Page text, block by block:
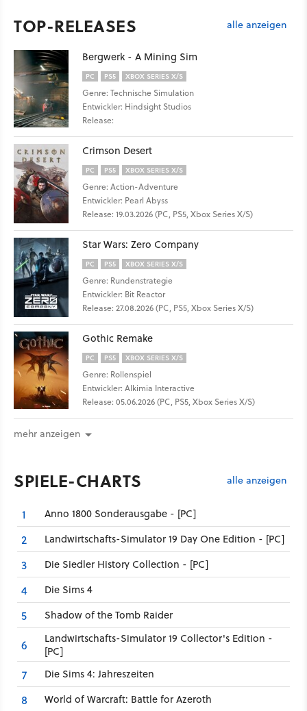
TOP-RELEASES alle anzeigen
Bergwerk - A Mining Sim
PC PS5 XBOX SERIES X/S
Genre: Technische Simulation
Entwickler: Hindsight Studios
Release:
Crimson Desert
PC PS5 XBOX SERIES X/S
Genre: Action-Adventure
Entwickler: Pearl Abyss
Release: 19.03.2026 (PC, PS5, Xbox Series X/S)
Star Wars: Zero Company
PC PS5 XBOX SERIES X/S
Genre: Rundenstrategie
Entwickler: Bit Reactor
Release: 27.08.2026 (PC, PS5, Xbox Series X/S)
Gothic Remake
PC PS5 XBOX SERIES X/S
Genre: Rollenspiel
Entwickler: Alkimia Interactive
Release: 05.06.2026 (PC, PS5, Xbox Series X/S)
mehr anzeigen
SPIELE-CHARTS alle anzeigen
1 Anno 1800 Sonderausgabe - [PC]
2 Landwirtschafts-Simulator 19 Day One Edition - [PC]
3 Die Siedler History Collection - [PC]
4 Die Sims 4
5 Shadow of the Tomb Raider
6
Landwirtschafts-Simulator 19 Collector's Edition -
[PC]
7 Die Sims 4: Jahreszeiten
8 World of Warcraft: Battle for Azeroth